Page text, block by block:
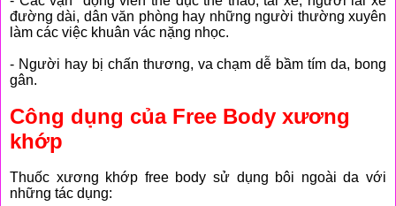
đường dài, dân văn phòng hay những người thường xuyên
làm các việc khuân vác nặng nhọc.
- Người hay bị chấn thương, va chạm dễ bầm tím da, bong
gân.
Công dụng của Free Body xương
khớp
Thuốc xương khớp free body sử dụng bôi ngoài da với
những tác dụng: